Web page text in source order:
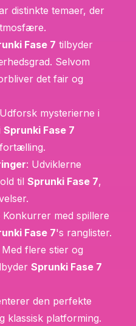
distinkte temaer, der
Fase 7 tilbyder
Selvom
det fair og
mysterierne i
Sprunki Fase 7
: Udviklerne
til Sprunki Fase 7,
Konkurrer med spillere
Fase 7's ranglister.
Med flere stier og
Sprunki Fase 7
den perfekte
klassisk platforming.